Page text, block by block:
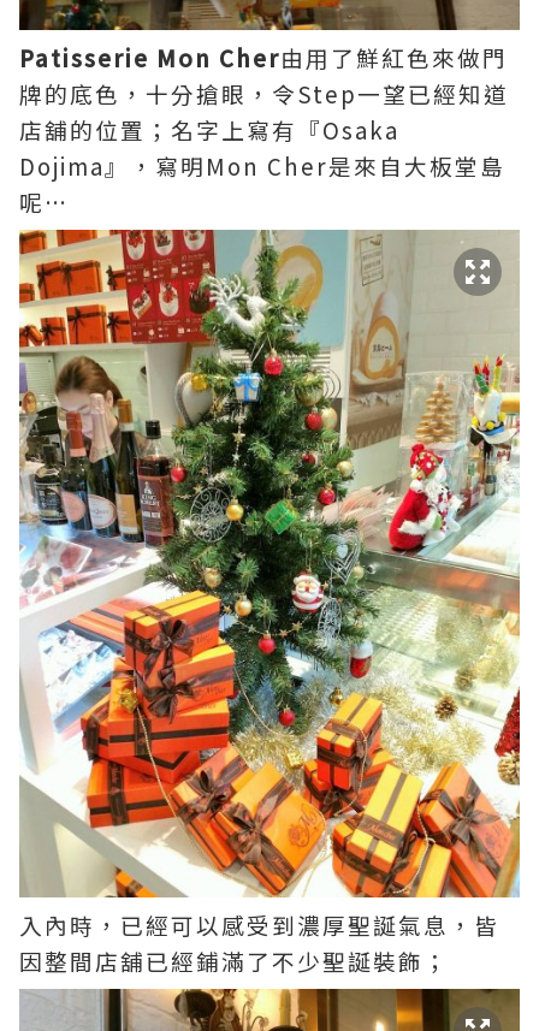
Patisserie Mon Cher由用了鮮紅色來做門
牌的底色，十分搶眼，令Step一望已經知道
店舖的位置；名字上寫有『Osaka
Dojima』，寫明Mon Cher是來自大板堂島
呢…
入內時，已經可以感受到濃厚聖誕氣息，皆
因整間店舖已經鋪滿了不少聖誕裝飾；